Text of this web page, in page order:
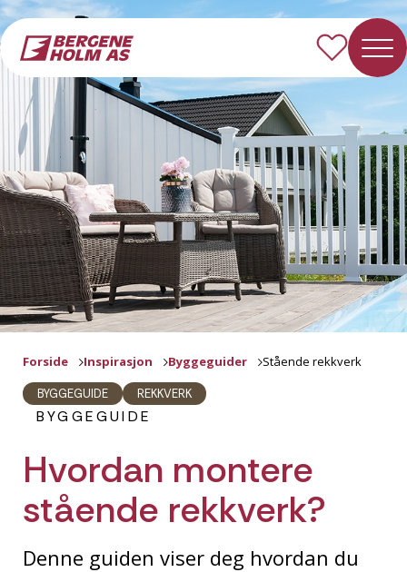
Forside Inspirasjon Byggeguider Stående rekkverk
BYGGEGUIDE REKKVERK
BYGGEGUIDE
Hvordan montere
stående rekkverk?
Denne guiden viser deg hvordan du